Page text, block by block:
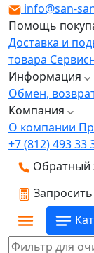
info@san-
Помощь
Доставка и
товара
Информация
Обмен,
Компания
О компании
+7 (812) 493 33
Обратный